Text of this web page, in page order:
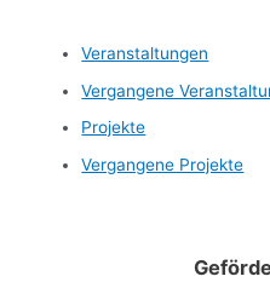
Veranstaltungen
Vergangene
Projekte
Vergangene Projekte